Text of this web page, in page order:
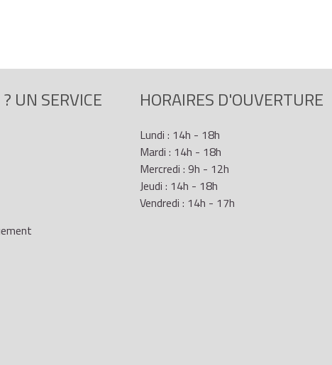
UN SERVICE
HORAIRES D'OUVERTURE
Lundi : 14h - 18h
Mardi : 14h - 18h
Mercredi : 9h - 12h
Jeudi : 14h - 18h
Vendredi : 14h - 17h